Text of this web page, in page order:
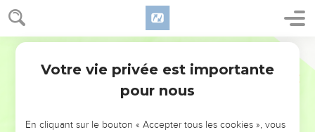
NE MANQUEZ PAS L’ÉVÉNEMENT
Votre vie privée est importante
pour nous
En cliquant sur le bouton « Accepter tous les cookies », vous